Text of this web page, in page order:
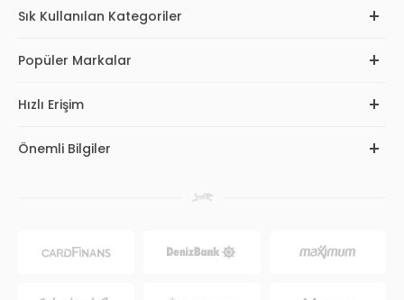
Sık Kullanılan Kategoriler
Popüler Markalar
Hızlı Erişim
Önemli Bilgiler